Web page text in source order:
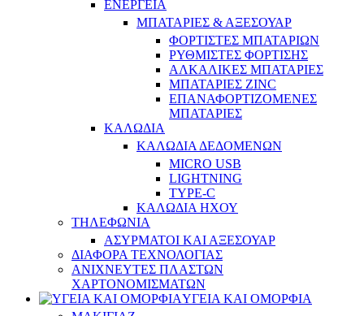
ΕΝΕΡΓΕΙΑ
ΜΠΑΤΑΡΙΕΣ & ΑΞΕΣΟΥΑΡ
ΦΟΡΤΙΣΤΕΣ ΜΠΑΤΑΡΙΩΝ
ΡΥΘΜΙΣΤΕΣ ΦΟΡΤΙΣΗΣ
ΑΛΚΑΛΙΚΕΣ ΜΠΑΤΑΡΙΕΣ
ΜΠΑΤΑΡΙΕΣ ZINC
ΕΠΑΝΑΦΟΡΤΙΖΟΜΕΝΕΣ
ΜΠΑΤΑΡΙΕΣ
ΚΑΛΩΔΙΑ
ΚΑΛΩΔΙΑ ΔΕΔΟΜΕΝΩΝ
MICRO USB
LIGHTNING
TYPE-C
ΚΑΛΩΔΙΑ ΗΧΟΥ
ΤΗΛΕΦΩΝΙΑ
ΑΣΥΡΜΑΤΟΙ ΚΑΙ ΑΞΕΣΟΥΑΡ
ΔΙΑΦΟΡΑ ΤΕΧΝΟΛΟΓΙΑΣ
ΑΝΙΧΝΕΥΤΕΣ ΠΛΑΣΤΩΝ
ΧΑΡΤΟΝΟΜΙΣΜΑΤΩΝ
ΥΓΕΙΑ ΚΑΙ ΟΜΟΡΦΙΑ